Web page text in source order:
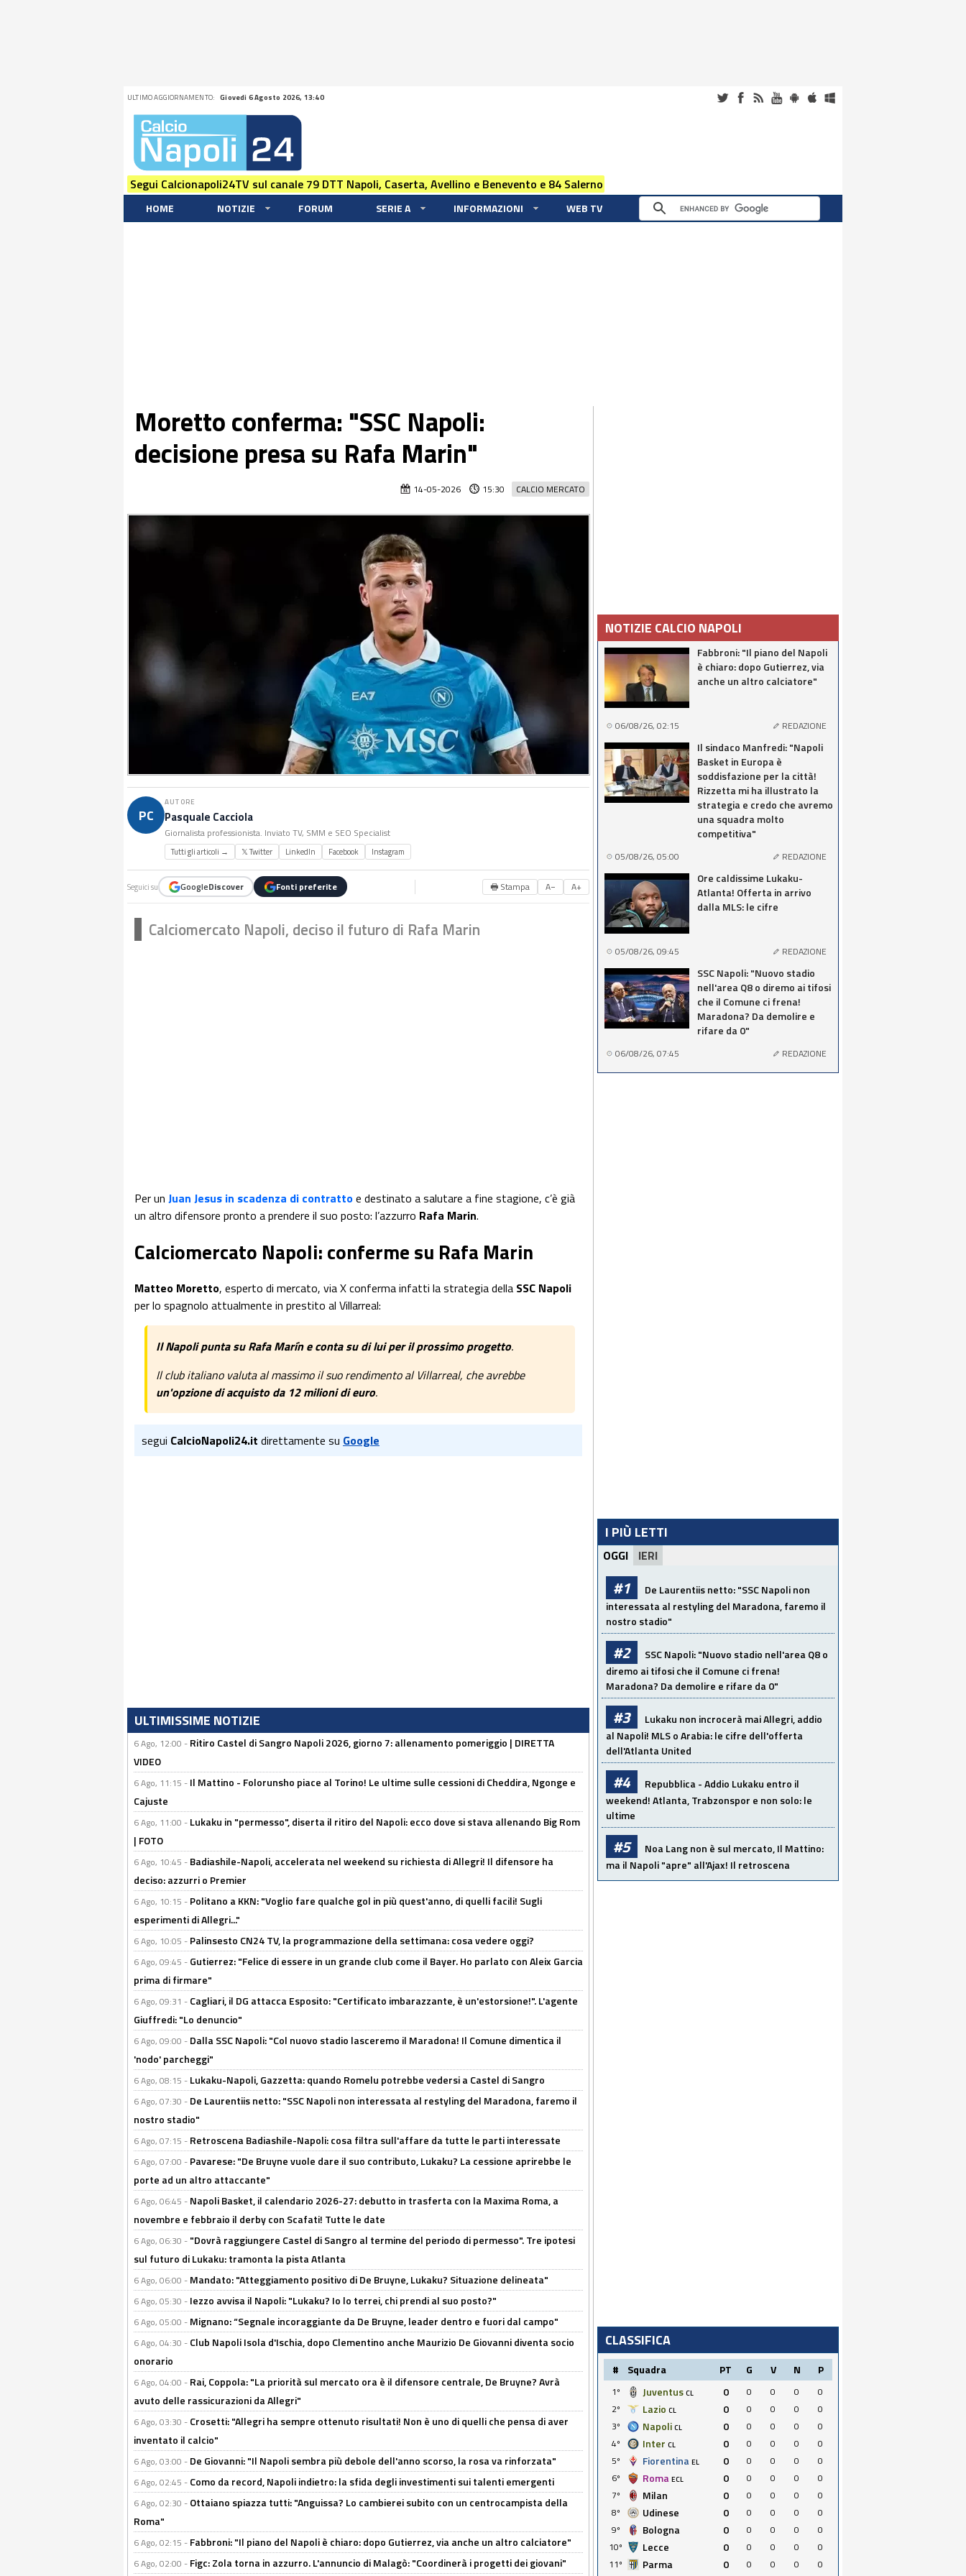
ULTIMO AGGIORNAMENTO: Giovedi 6 Agosto 2026, 13:40
Segui Calcionapoli24TV sul canale 79 DTT Napoli, Caserta, Avellino e Benevento e 84 Salerno
HOME NOTIZIE FORUM SERIE A INFORMAZIONI WEB TV
Moretto conferma: "SSC Napoli:
decisione presa su Rafa Marin"
CALCIO MERCATO
14-05-2026 15:30
PC
AUTORE
Pasquale Cacciola
Giornalista professionista. Inviato TV, SMM e SEO Specialist
Tutti gli articoli → 𝕏 Twitter LinkedIn Facebook Instagram
Seguici su GoogleDiscover Fonti preferite 🖶 Stampa A− A+
Calciomercato Napoli, deciso il futuro di Rafa Marin
Per un Juan Jesus in scadenza di contrattoe destinato a salutare a fine stagione, c’è già
un altro difensore pronto a prendere il suo posto: l’azzurro Rafa Marin.
Calciomercato Napoli: conferme su Rafa Marin
Matteo Moretto, esperto di mercato, via X conferma infatti la strategia della SSC Napoli
per lo spagnolo attualmente in prestito al Villarreal:
Il Napoli punta su Rafa Marín e conta su di lui per il prossimo progetto.
Il club italiano valuta al massimo il suo rendimento al Villarreal, che avrebbe
un'opzione di acquisto da 12 milioni di euro.
segui CalcioNapoli24.it direttamente su Google
ULTIMISSIME NOTIZIE
6 Ago, 12:00 - Ritiro Castel di Sangro Napoli 2026, giorno 7: allenamento pomeriggio | DIRETTA
VIDEO
6 Ago, 11:15 - Il Mattino - Folorunsho piace al Torino! Le ultime sulle cessioni di Cheddira, Ngonge e
Cajuste
6 Ago, 11:00 - Lukaku in "permesso", diserta il ritiro del Napoli: ecco dove si stava allenando Big Rom
| FOTO
6 Ago, 10:45 - Badiashile-Napoli, accelerata nel weekend su richiesta di Allegri! Il difensore ha
deciso: azzurri o Premier
6 Ago, 10:15 - Politano a KKN: "Voglio fare qualche gol in più quest'anno, di quelli facili! Sugli
esperimenti di Allegri..."
6 Ago, 10:05 - Palinsesto CN24 TV, la programmazione della settimana: cosa vedere oggi?
6 Ago, 09:45 - Gutierrez: "Felice di essere in un grande club come il Bayer. Ho parlato con Aleix Garcia
prima di firmare"
6 Ago, 09:31 - Cagliari, il DG attacca Esposito: "Certificato imbarazzante, è un'estorsione!". L'agente
Giuffredi: "Lo denuncio"
6 Ago, 09:00 - Dalla SSC Napoli: "Col nuovo stadio lasceremo il Maradona! Il Comune dimentica il
'nodo' parcheggi"
6 Ago, 08:15 - Lukaku-Napoli, Gazzetta: quando Romelu potrebbe vedersi a Castel di Sangro
6 Ago, 07:30 - De Laurentiis netto: "SSC Napoli non interessata al restyling del Maradona, faremo il
nostro stadio"
6 Ago, 07:15 - Retroscena Badiashile-Napoli: cosa filtra sull'affare da tutte le parti interessate
6 Ago, 07:00 - Pavarese: "De Bruyne vuole dare il suo contributo, Lukaku? La cessione aprirebbe le
porte ad un altro attaccante"
6 Ago, 06:45 - Napoli Basket, il calendario 2026-27: debutto in trasferta con la Maxima Roma, a
novembre e febbraio il derby con Scafati! Tutte le date
6 Ago, 06:30 - "Dovrà raggiungere Castel di Sangro al termine del periodo di permesso". Tre ipotesi
sul futuro di Lukaku: tramonta la pista Atlanta
6 Ago, 06:00 - Mandato: "Atteggiamento positivo di De Bruyne, Lukaku? Situazione delineata"
6 Ago, 05:30 - Iezzo avvisa il Napoli: "Lukaku? Io lo terrei, chi prendi al suo posto?"
6 Ago, 05:00 - Mignano: “Segnale incoraggiante da De Bruyne, leader dentro e fuori dal campo"
6 Ago, 04:30 - Club Napoli Isola d'Ischia, dopo Clementino anche Maurizio De Giovanni diventa socio
onorario
6 Ago, 04:00 - Rai, Coppola: "La priorità sul mercato ora è il difensore centrale, De Bruyne? Avrà
avuto delle rassicurazioni da Allegri"
6 Ago, 03:30 - Crosetti: "Allegri ha sempre ottenuto risultati! Non è uno di quelli che pensa di aver
inventato il calcio"
6 Ago, 03:00 - De Giovanni: "Il Napoli sembra più debole dell'anno scorso, la rosa va rinforzata"
6 Ago, 02:45 - Como da record, Napoli indietro: la sfida degli investimenti sui talenti emergenti
6 Ago, 02:30 - Ottaiano spiazza tutti: "Anguissa? Lo cambierei subito con un centrocampista della
Roma"
6 Ago, 02:15 - Fabbroni: "Il piano del Napoli è chiaro: dopo Gutierrez, via anche un altro calciatore"
6 Ago, 02:00 - Figc: Zola torna in azzurro. L'annuncio di Malagò: "Coordinerà i progetti dei giovani"
NOTIZIE CALCIO NAPOLI
Fabbroni: "Il piano del Napoli
è chiaro: dopo Gutierrez, via
anche un altro calciatore"
06/08/26, 02:15 REDAZIONE
Il sindaco Manfredi: "Napoli
Basket in Europa è
soddisfazione per la città!
Rizzetta mi ha illustrato la
strategia e credo che avremo
una squadra molto
competitiva"
05/08/26, 05:00 REDAZIONE
Ore caldissime Lukaku-
Atlanta! Offerta in arrivo
dalla MLS: le cifre
05/08/26, 09:45 REDAZIONE
SSC Napoli: "Nuovo stadio
nell'area Q8 o diremo ai tifosi
che il Comune ci frena!
Maradona? Da demolire e
rifare da 0"
06/08/26, 07:45 REDAZIONE
I PIÙ LETTI
OGGI IERI
#1
De Laurentiis netto: "SSC Napoli non
interessata al restyling del Maradona, faremo il
nostro stadio"
#2
SSC Napoli: "Nuovo stadio nell'area Q8 o
diremo ai tifosi che il Comune ci frena!
Maradona? Da demolire e rifare da 0"
#3
Lukaku non incrocerà mai Allegri, addio
al Napoli! MLS o Arabia: le cifre dell'offerta
dell'Atlanta United
#4
Repubblica - Addio Lukaku entro il
weekend! Atlanta, Trabzonspor e non solo: le
ultime
#5
Noa Lang non è sul mercato, Il Mattino:
ma il Napoli "apre" all'Ajax! Il retroscena
CLASSIFICA
# Squadra PT G V N P
1º Juventus CL 0 0 0 0
0
2º
Lazio CL 0 0 0 0
0
3º
Napoli CL 0 0 0 0
0
4º
Inter CL 0 0 0 0
0
5º
Fiorentina EL 0 0 0 0
0
6º
Roma ECL 0 0 0 0
0
7º
Milan 0 0 0 0
0
8º
Udinese 0 0 0 0
0
9º
Bologna 0 0 0 0
0
10º
Lecce 0 0 0 0
0
11º
Parma 0 0 0 0
0